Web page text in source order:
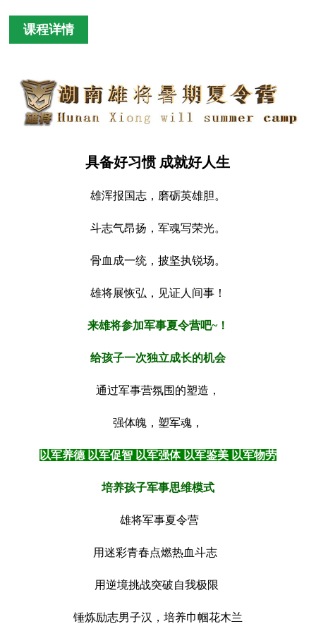
课程详情
具备好习惯 成就好人生
雄浑报国志，磨砺英雄胆。
斗志气昂扬，军魂写荣光。
骨血成一统，披坚执锐场。
雄将展恢弘，见证人间事！
来雄将参加军事夏令营吧~！
给孩子一次独立成长的机会
通过军事营氛围的塑造，
强体魄，塑军魂，
以军养德 以军促智 以军强体 以军鉴美 以军物劳
培养孩子军事思维模式
雄将军事夏令营
用迷彩青春点燃热血斗志
用逆境挑战突破自我极限
锤炼励志男子汉，培养巾帼花木兰